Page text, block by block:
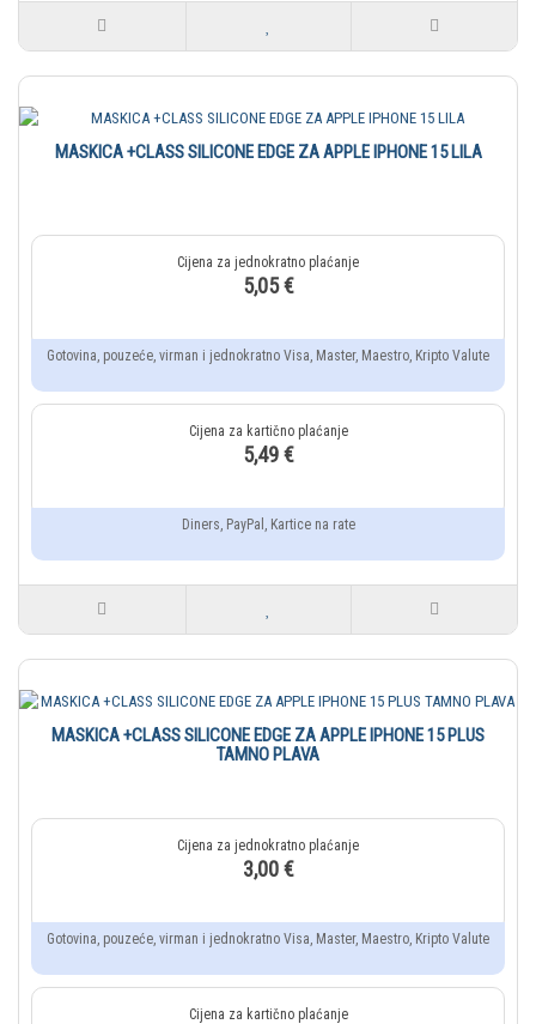
MASKICA +CLASS SILICONE EDGE ZA APPLE IPHONE 15 LILA
5,05 €
Gotovina, pouzeće, virman i jednokratno Visa, Master, Maestro, Kripto Valute
5,49 €
Diners, PayPal, Kartice na rate
MASKICA +CLASS SILICONE EDGE ZA APPLE IPHONE 15 PLUS
TAMNO PLAVA
3,00 €
Gotovina, pouzeće, virman i jednokratno Visa, Master, Maestro, Kripto Valute